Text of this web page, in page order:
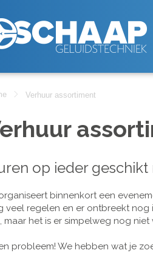
Verhuur assortiment
op ieder
binnenkort een
veel regelen en er ontbreekt nog
maar het is er simpelweg nog niet
probleem! We hebben wat je